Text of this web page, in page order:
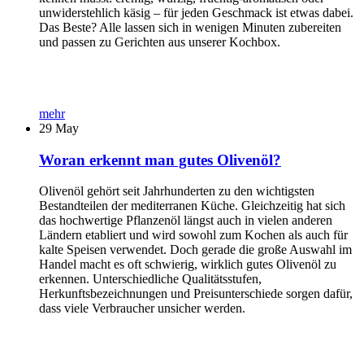
unwiderstehlich käsig – für jeden Geschmack ist etwas dabei.
Das Beste? Alle lassen sich in wenigen Minuten zubereiten
und passen zu Gerichten aus unserer Kochbox.
mehr
29 May
Woran erkennt man gutes Olivenöl?
Olivenöl gehört seit Jahrhunderten zu den wichtigsten
Bestandteilen der mediterranen Küche. Gleichzeitig hat sich
das hochwertige Pflanzenöl längst auch in vielen anderen
Ländern etabliert und wird sowohl zum Kochen als auch für
kalte Speisen verwendet. Doch gerade die große Auswahl im
Handel macht es oft schwierig, wirklich gutes Olivenöl zu
erkennen. Unterschiedliche Qualitätsstufen,
Herkunftsbezeichnungen und Preisunterschiede sorgen dafür,
dass viele Verbraucher unsicher werden.